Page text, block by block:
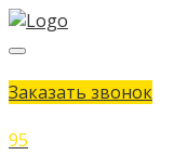
Заказать звонок
95